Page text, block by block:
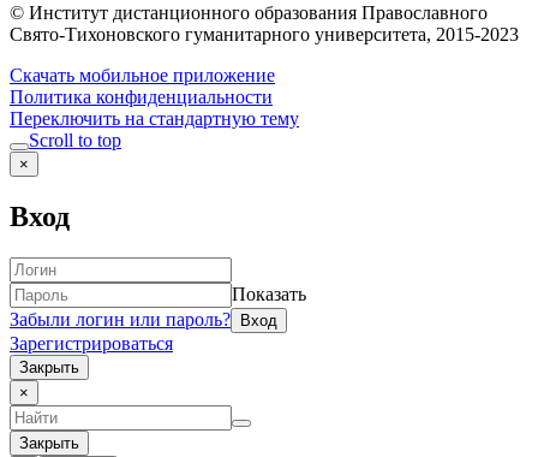
© Институт дистанционного образования Православного
Свято-Тихоновского гуманитарного университета, 2015-2023
Скачать мобильное приложение
Политика конфиденциальности
Переключить на стандартную тему
Scroll to top
×
Вход
Показать
Забыли логин или пароль?
Зарегистрироваться
Закрыть
×
Закрыть